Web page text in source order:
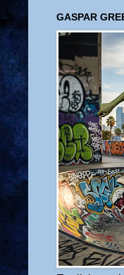
GASPAR